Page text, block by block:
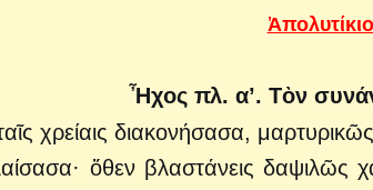
Ἦχος πλ. α’. Τὸν
χρείαις διακονήσασα,
ὅθεν βλαστάνεις δαψιλῶς